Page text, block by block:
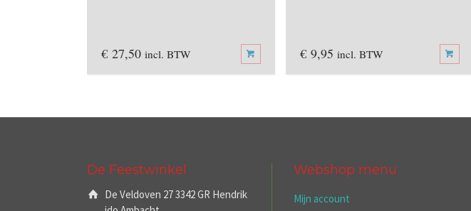
€ 27,50 incl. BTW €9,95 incl. BTW
De Feestwinkel
De Veldoven 27 3342 GR Hendrik
Webshop menu
Mijn account